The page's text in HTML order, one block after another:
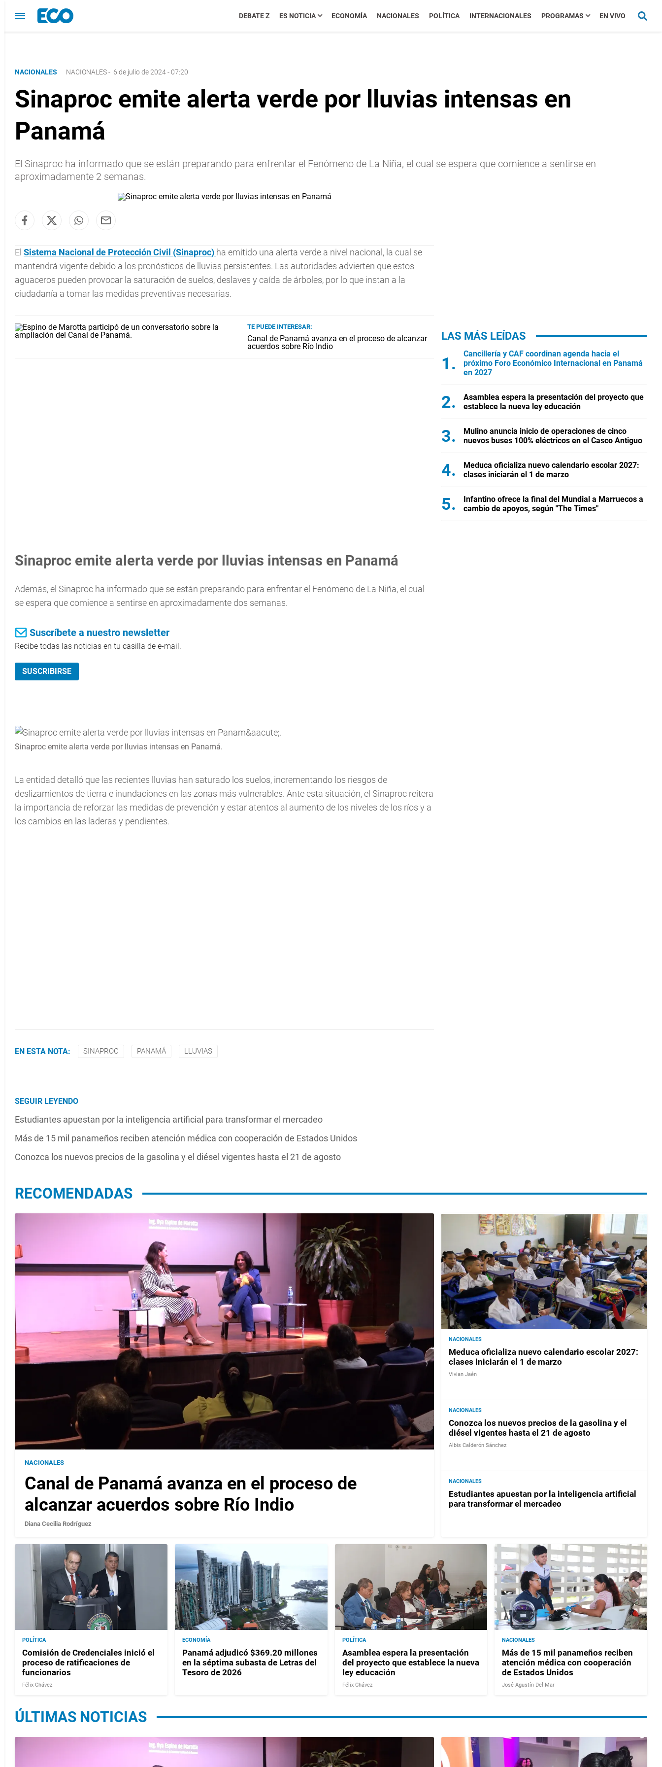
DEBATE Z ES NOTICIA ECONOMÍA NACIONALES POLÍTICA INTERNACIONALES PROGRAMAS EN VIVO
NACIONALES NACIONALES- 6 de julio de 2024 - 07:20
Sinaproc emite alerta verde por lluvias intensas en
Panamá
El Sinaproc ha informado que se están preparando para enfrentar el Fenómeno de La Niña, el cual se espera que comience a sentirse en
aproximadamente 2 semanas.
El Sistema Nacional de Protección Civil (Sinaproc) ha emitido una alerta verde a nivel nacional, la cual se
mantendrá vigente debido a los pronósticos de lluvias persistentes. Las autoridades advierten que estos
aguaceros pueden provocar la saturación de suelos, deslaves y caída de árboles, por lo que instan a la
ciudadanía a tomar las medidas preventivas necesarias.
TE PUEDE INTERESAR:
Canal de Panamá avanza en el proceso de alcanzar
acuerdos sobre Río Indio
Sinaproc emite alerta verde por lluvias intensas en Panamá
Además, el Sinaproc ha informado que se están preparando para enfrentar el Fenómeno de La Niña, el cual
se espera que comience a sentirse en aproximadamente dos semanas.
Suscríbete a nuestro newsletter
Recibe todas las noticias en tu casilla de e-mail.
SUSCRIBIRSE
Sinaproc emite alerta verde por lluvias intensas en Panamá.
La entidad detalló que las recientes lluvias han saturado los suelos, incrementando los riesgos de
deslizamientos de tierra e inundaciones en las zonas más vulnerables. Ante esta situación, el Sinaproc reitera
la importancia de reforzar las medidas de prevención y estar atentos al aumento de los niveles de los ríos y a
los cambios en las laderas y pendientes.
EN ESTA NOTA: SINAPROC PANAMÁ LLUVIAS
SEGUIR LEYENDO
Estudiantes apuestan por la inteligencia artificial para transformar el mercadeo
Más de 15 mil panameños reciben atención médica con cooperación de Estados Unidos
Conozca los nuevos precios de la gasolina y el diésel vigentes hasta el 21 de agosto
LAS MÁS LEÍDAS
Cancillería y CAF coordinan agenda hacia el
próximo Foro Económico Internacional en Panamá
en 2027
Asamblea espera la presentación del proyecto que
establece la nueva ley educación
Mulino anuncia inicio de operaciones de cinco
nuevos buses 100% eléctricos en el Casco Antiguo
Meduca oficializa nuevo calendario escolar 2027:
clases iniciarán el 1 de marzo
Infantino ofrece la final del Mundial a Marruecos a
cambio de apoyos, según "The Times"
RECOMENDADAS
NACIONALES
Canal de Panamá avanza en el proceso de
alcanzar acuerdos sobre Río Indio
Diana Cecilia Rodríguez
NACIONALES
Meduca oficializa nuevo calendario escolar 2027:
clases iniciarán el 1 de marzo
Vivian Jaén
NACIONALES
Conozca los nuevos precios de la gasolina y el
diésel vigentes hasta el 21 de agosto
Albis Calderón Sánchez
NACIONALES
Estudiantes apuestan por la inteligencia artificial
para transformar el mercadeo
POLÍTICA
Comisión de Credenciales inició el
proceso de ratificaciones de
funcionarios
Félix Chávez
ECONOMÍA
Panamá adjudicó $369.20 millones
en la séptima subasta de Letras del
Tesoro de 2026
POLÍTICA
Asamblea espera la presentación
del proyecto que establece la nueva
ley educación
Félix Chávez
NACIONALES
Más de 15 mil panameños reciben
atención médica con cooperación
de Estados Unidos
José Agustín Del Mar
ÚLTIMAS NOTICIAS